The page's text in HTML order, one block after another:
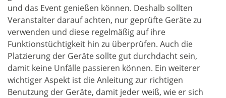
und das Event genießen können. Deshalb sollten
Veranstalter darauf achten, nur geprüfte Geräte zu
verwenden und diese regelmäßig auf ihre
Funktionstüchtigkeit hin zu überprüfen. Auch die
Platzierung der Geräte sollte gut durchdacht sein,
damit keine Unfälle passieren können. Ein weiterer
wichtiger Aspekt ist die Anleitung zur richtigen
Benutzung der Geräte, damit jeder weiß, wie er sich